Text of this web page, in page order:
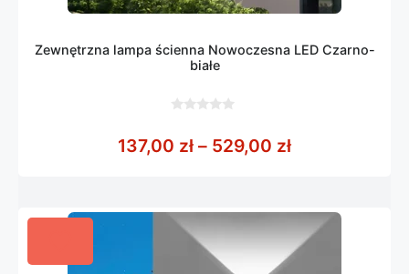
Zewnętrzna lampa ścienna Nowoczesna LED Czarno-
białe
5
137,00 zł – 529,00 złZakres cen: